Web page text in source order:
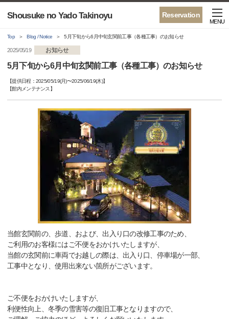
Reservation
Shousuke no Yado Takinoyu
MENU
Top Blog / Notice 5月下旬から6月中旬玄関前工事（各種工事）のお知らせ
2025/05/19 お知らせ
5月下旬から6月中旬玄関前工事（各種工事）のお知らせ
【提供日程： 2025/05/19(月)〜2025/06/19(木)】
【館内メンテナンス 】
当館玄関前の、歩道、および、出入り口の改修工事のため、
ご利用のお客様にはご不便をおかけいたしますが、
当館の玄関前に車両でお越しの際は、出入り口、停車場が一部、
工事中となり、使用出来ない箇所がございます。
ご不便をおかけいたしますが、
利便性向上、冬季の雪害等の復旧工事となりますので、